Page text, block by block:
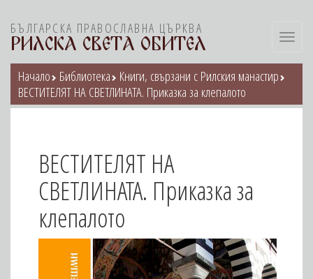
БЪЛГАРСКА ПРАВОСЛАВНА ЦЪРКВА
РИЛСКА СВЕТА ОБИТЕЛ
Начало Библиотека Книги, свързани с Рилския манастир
ВЕСТИТЕЛЯТ НА СВЕТЛИНАТА. Приказка за клепалото
ВЕСТИТЕЛЯТ НА
СВЕТЛИНАТА. Приказка за
клепалото